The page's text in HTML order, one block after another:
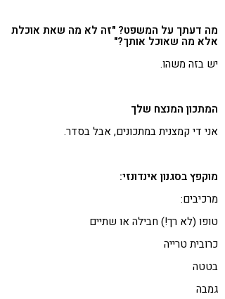
מה דעתך על המשפט? "זה לא מה שאת אוכלת
אלא מה שאוכל אותך?"
יש בזה משהו.
המתכון המנצח שלך
אני די קמצנית במתכונים, אבל בסדר.
מוקפץ בסגנון אינדונזי:
מרכיבים:
טופו (לא רך!) חבילה או שתיים
כרובית טרייה
בטטה
גמבה